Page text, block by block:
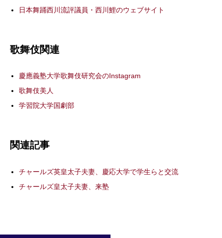
日本舞踊西川流評議員・西川鯉のウェブサイト
歌舞伎関連
慶應義塾大学歌舞伎研究会のInstagram
歌舞伎美人
学習院大学国劇部
関連記事
チャールズ英皇太子夫妻、慶応大学で学生らと交流
チャールズ皇太子夫妻、来塾